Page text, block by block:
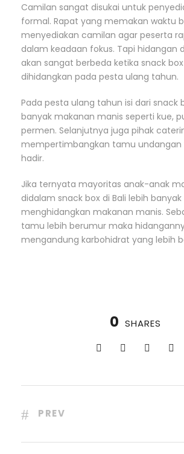
Camilan sangat disukai untuk
formal. Rapat yang memakan waktu
menyediakan camilan agar peserta
dalam keadaan fokus. Tapi hidangan
akan sangat berbeda ketika snack box
dihidangkan pada pesta ulang tahun.
Pada pesta ulang tahun isi dari snack
banyak makanan manis seperti kue,
permen. Selanjutnya juga pihak
mempertimbangkan tamu undangan
hadir.
Jika ternyata mayoritas anak-anak
didalam snack box di Bali lebih banyak
menghidangkan makanan manis.
tamu lebih berumur maka
mengandung karbohidrat yang lebih
0 SHARES
PREV